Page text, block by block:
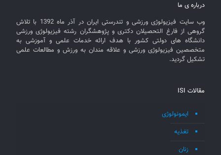
درباره ی ما
وب سایت فیزیولوژی ورزشی و تندرستی ایران در آذر ماه 1392 با تلاش
گروهی از فارغ التحصیلان دکتری و پژوهشگران رشته فیزیولوژی ورزشی
دانشگاه های دولتی کشور با هدف ارائه خدمات علمی و آموزشی به
متخصصین فیزیولوژی ورزشی و علاقه مندان به ورزش و مطالعات علمی
تشکیل گردید.
مقالات ISI
ایمونولوژی
تغذیه
زنان